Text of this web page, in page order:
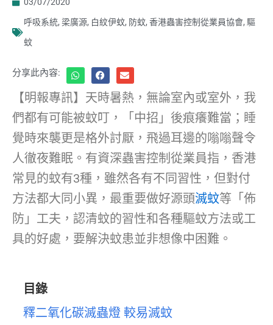
呼吸系統, 梁廣源, 白紋伊蚊, 防蚊, 香港蟲害控制從業員協會, 驅
蚊
分享此內容:
【明報專訊】天時暑熱，無論室內或室外，我
們都有可能被蚊叮，「中招」後痕癢難當；睡
覺時來襲更是格外討厭，飛過耳邊的嗡嗡聲令
人徹夜難眠。有資深蟲害控制從業員指，香港
常見的蚊有3種，雖然各有不同習性，但對付
方法都大同小異，最重要做好源頭滅蚊等「佈
防」工夫，認清蚊的習性和各種驅蚊方法或工
具的好處，要解決蚊患並非想像中困難。
目錄
釋二氧化碳滅蟲燈 較易滅蚊